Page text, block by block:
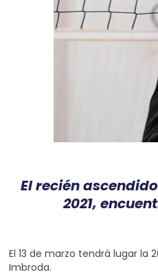
El recién
2021,
El 13 de marzo tendrá lugar
Imbroda.